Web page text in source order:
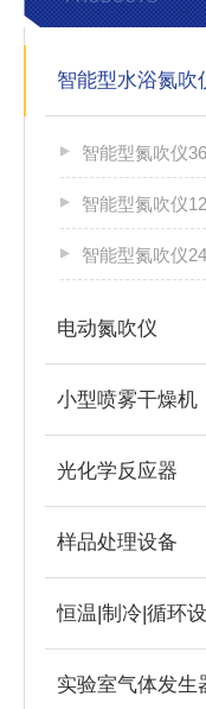
智能型水浴氮吹
智能型氮吹仪
智能型氮吹仪
智能型氮吹仪
电动氮吹仪
小型喷雾干燥机
光化学反应器
样品处理设备
恒温|制冷|循环
实验室气体发生